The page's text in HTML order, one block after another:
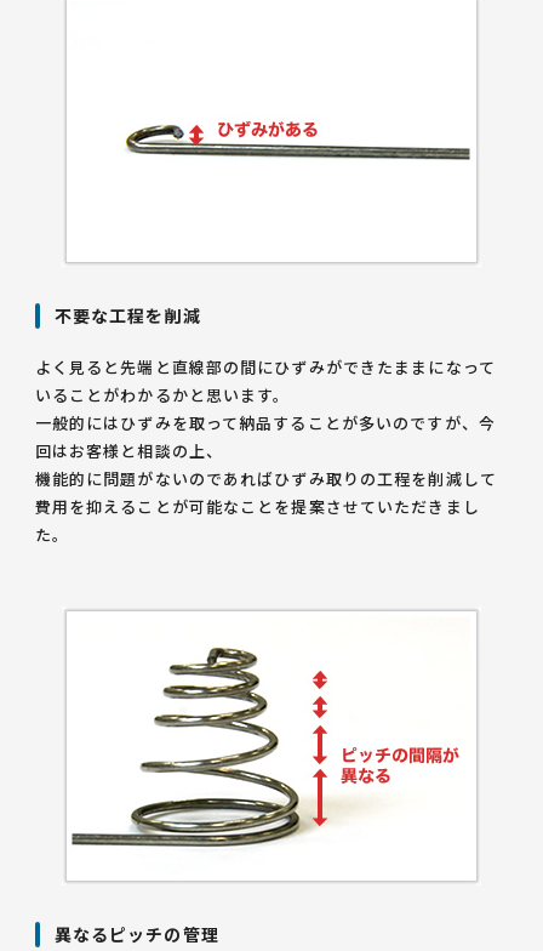
不要な工程を削減
よく見ると先端と直線部の間にひずみができたままになって
いることがわかるかと思います。
一般的にはひずみを取って納品することが多いのですが、今
回はお客様と相談の上、
機能的に問題がないのであればひずみ取りの工程を削減して
費用を抑えることが可能なことを提案させていただきまし
た。
異なるピッチの管理